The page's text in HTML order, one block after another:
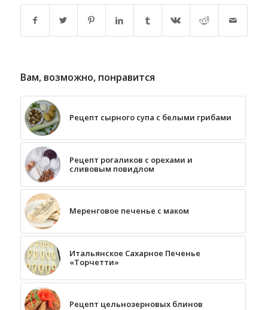
Вам, возможно, понравится
Рецепт сырного супа с белыми грибами
Рецепт рогаликов с орехами и
сливовым повидлом
Меренговое печенье с маком
Итальянское Сахарное Печенье
«Торчетти»
Рецепт цельнозерновых блинов